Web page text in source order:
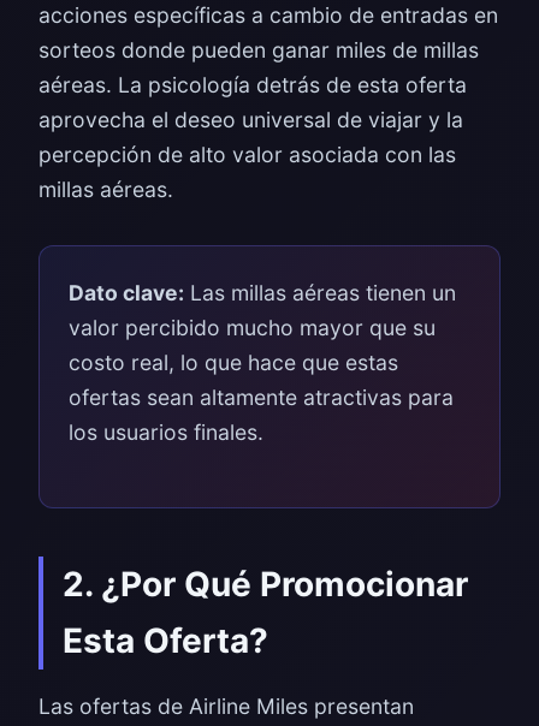
acciones específicas a cambio de entradas en
sorteos donde pueden ganar miles de millas
aéreas. La psicología detrás de esta oferta
aprovecha el deseo universal de viajar y la
percepción de alto valor asociada con las
millas aéreas.
Dato clave: Las millas aéreas tienen un
valor percibido mucho mayor que su
costo real, lo que hace que estas
ofertas sean altamente atractivas para
los usuarios finales.
2. ¿Por Qué Promocionar
Esta Oferta?
Las ofertas de Airline Miles presentan